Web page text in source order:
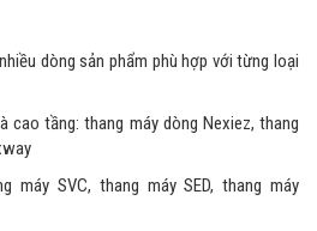
dòng sản phẩm phù hợp với từng loại
cao tầng: thang máy dòng Nexiez, thang
máy SVC, thang máy SED, thang máy